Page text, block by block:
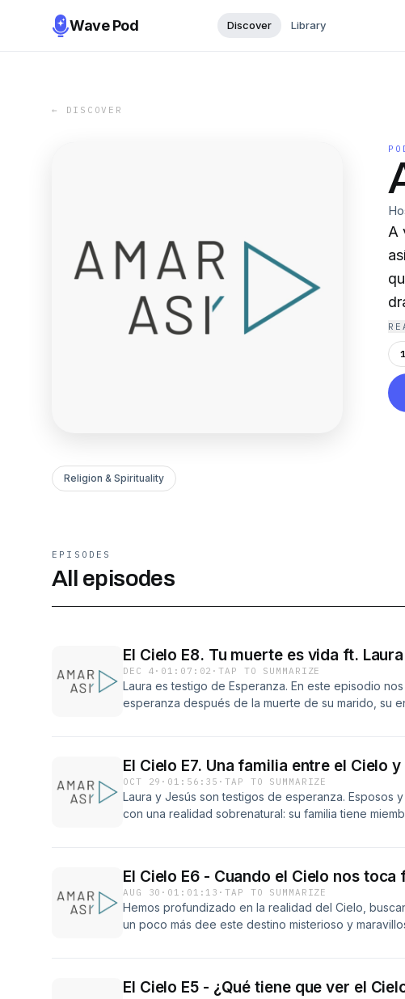
Wave Pod Discover Library
← DISCOVER
A
Religion & Spirituality
EPISODES
All episodes
El Cielo E8. Tu muerte es vida ft.
DEC 4 · 01:07:02 ·TAP TO SUMMARIZE
Laura es testigo de Esperanza. En este episodio
esperanza después de la muerte de su marido, su
El Cielo E7. Una familia entre el Cielo
OCT 29 · 01:56:35 ·TAP TO SUMMARIZE
Laura y Jesús son testigos de esperanza. Esposos
con una realidad sobrenatural: su familia tiene
El Cielo E6 - Cuando el Cielo nos toca
AUG 30 · 01:01:13 ·TAP TO SUMMARIZE
Hemos profundizado en la realidad del Cielo,
un poco más dee este destino misterioso y
Elizalde, quien nos abre su corazón para conocer
El Cielo E5 - ¿Qué tiene que ver el